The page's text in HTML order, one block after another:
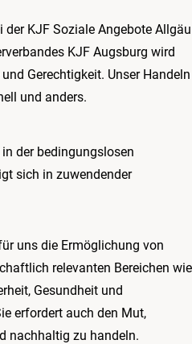
der KJF Soziale Angebote Allgäu
KJF Augsburg wird
Gerechtigkeit. Unser Handeln
und anders.
der bedingungslosen
sich in zuwendender
uns die Ermöglichung von
relevanten Bereichen wie
Gesundheit und
erfordert auch den Mut,
nachhaltig zu handeln.